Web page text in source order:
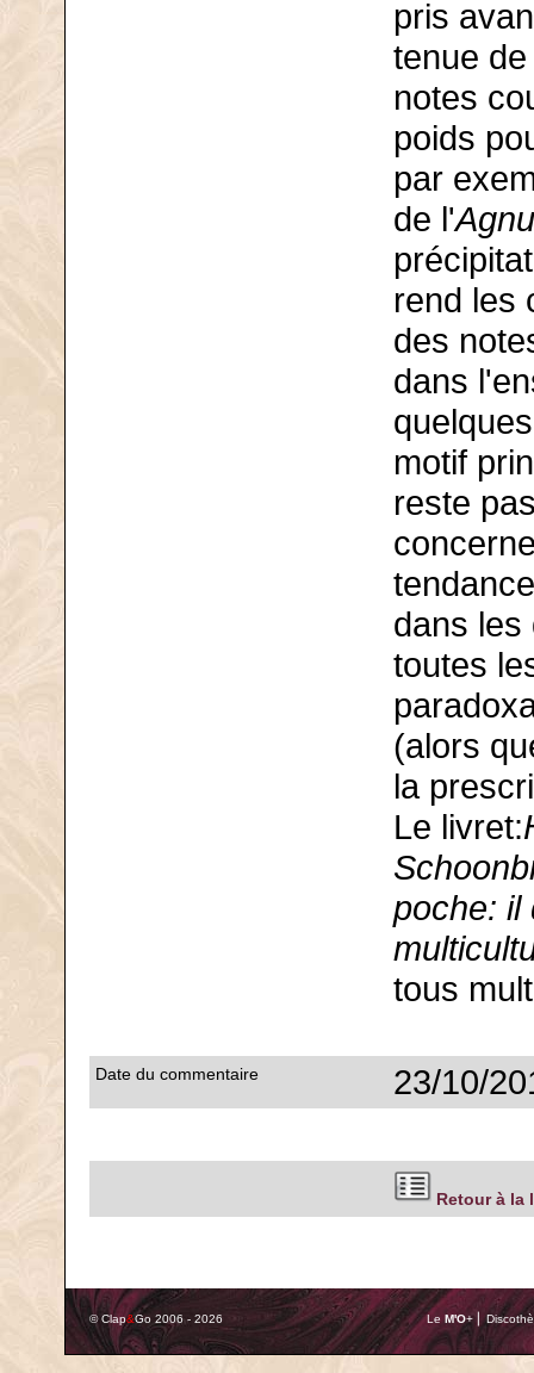
pris
tenue
notes
poids
par
de l'
rend les
des
dans
motif
reste
dans les
toutes
(alors
la
Le livret:
poche: il
tous
Date du commentaire 23/10/
Retour à la
© Clap&Go 2006 - 2026 Le M'O+ ⎢